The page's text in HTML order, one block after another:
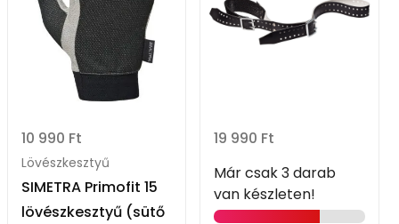
10 990 Ft
Lövészkesztyű
SIMETRA Primofit 15
lövészkesztyű (sütő
19 990 Ft
Már csak 3 darab
van készleten!